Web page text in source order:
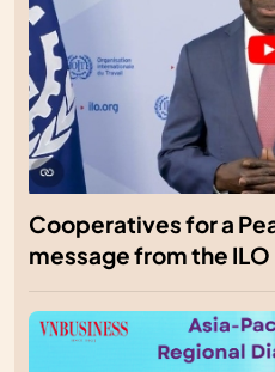
Cooperatives for a
message from the